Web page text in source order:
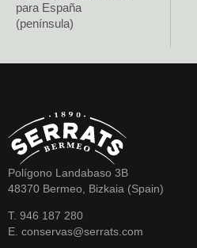
para España
(península)
Polígono Landabaso 3B
48370 Bermeo, Bizkaia (Spain)
T. 946 187 280
E. conservas@serrats.com